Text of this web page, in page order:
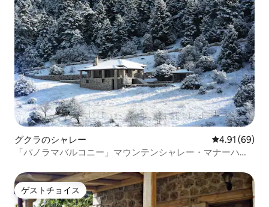
グクラのシャレー レビュー69
4.91 (69)
「パノラマバルコニー」マウンテンシャレー・マナーハウ
ゲストチョイス
ゲストチョイス